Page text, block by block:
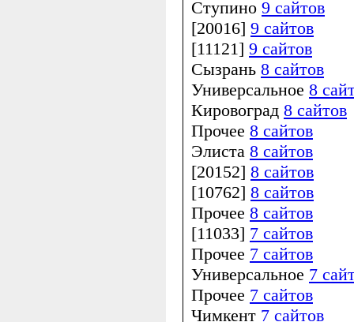
Ступино 9 сайтов
[20016] 9 сайтов
[11121] 9 сайтов
Сызрань 8 сайтов
Универсальное 8
Кировоград 8 сайтов
Прочее 8 сайтов
Элиста 8 сайтов
[20152] 8 сайтов
[10762] 8 сайтов
Прочее 8 сайтов
[11033] 7 сайтов
Прочее 7 сайтов
Универсальное 7
Прочее 7 сайтов
Чимкент 7 сайтов